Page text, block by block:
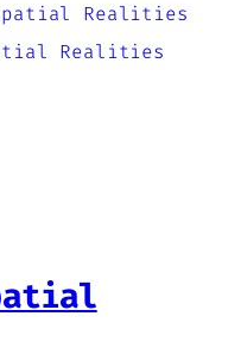
Realities
Realities